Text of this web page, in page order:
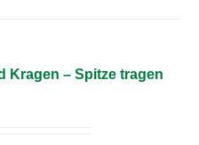
Kragen – Spitze tragen